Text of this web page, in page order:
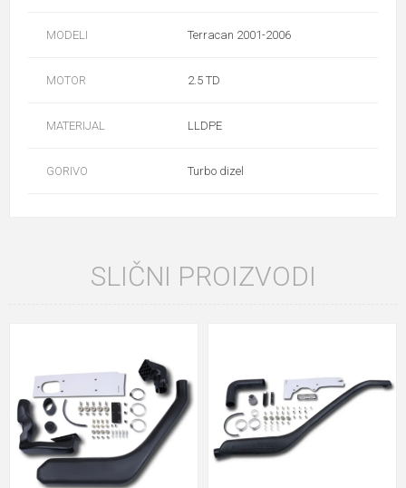
MODELI Terracan 2001-2006
MOTOR 2.5 TD
MATERIJAL LLDPE
GORIVO Turbo dizel
SLIČNI PROIZVODI